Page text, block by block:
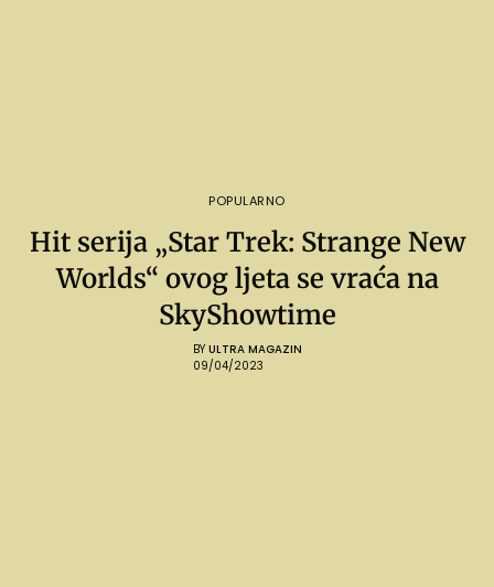
POPULARNO
Hit serija „Star Trek: Strange New
Worlds“ ovog ljeta se vraća na
SkyShowtime
BY ULTRA MAGAZIN
09/04/2023